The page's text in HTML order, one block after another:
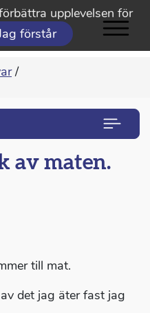
upplevelsen för
förstår
/
av maten.
till mat.
det jag äter fast jag